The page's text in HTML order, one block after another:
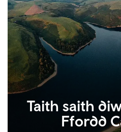
Taith saith
Ffordd